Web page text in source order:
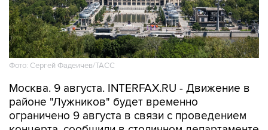
Фото: Сергей Фадеичев/ТАСС
Москва. 9 августа. INTERFAX.RU - Движение в
районе "Лужников" будет временно
ограничено 9 августа в связи с проведением